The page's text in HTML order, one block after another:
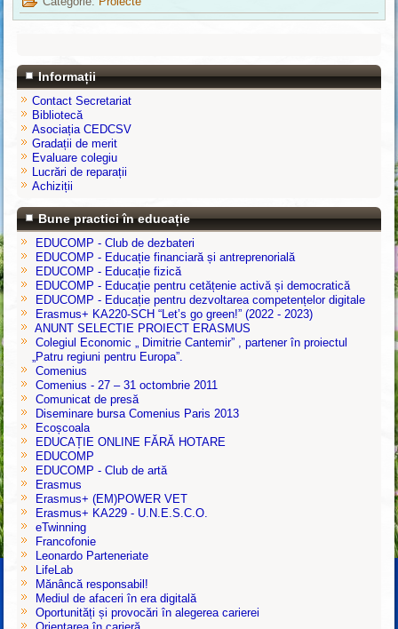
Informații
Contact Secretariat
Bibliotecă
Asociația CEDCSV
Gradații de merit
Evaluare colegiu
Lucrări de reparații
Achiziții
Bune practici în educație
EDUCOMP - Club de dezbateri
EDUCOMP - Educație financiară și antreprenorială
EDUCOMP - Educație fizică
EDUCOMP - Educație pentru cetățenie activă și democratică
EDUCOMP - Educație pentru dezvoltarea competențelor digitale
Erasmus+ KA220-SCH “Let’s go green!” (2022 - 2023)
ANUNT SELECTIE PROIECT ERASMUS
Colegiul Economic „ Dimitrie Cantemir” , partener în proiectul
„Patru regiuni pentru Europa”.
Comenius
Comenius - 27 – 31 octombrie 2011
Comunicat de presă
Diseminare bursa Comenius Paris 2013
Ecoșcoala
EDUCAȚIE ONLINE FĂRĂ HOTARE
EDUCOMP
EDUCOMP - Club de artă
Erasmus
Erasmus+ (EM)POWER VET
Erasmus+ KA229 - U.N.E.S.C.O.
eTwinning
Francofonie
Leonardo Parteneriate
LifeLab
Mănâncă responsabil!
Mediul de afaceri în era digitală
Oportunități și provocări în alegerea carierei